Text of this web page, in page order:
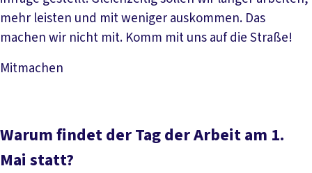
mehr leisten und mit weniger auskommen. Das
machen wir nicht mit. Komm mit uns auf die Straße!
Mitmachen
Warum findet der Tag der Arbeit am 1.
Mai statt?